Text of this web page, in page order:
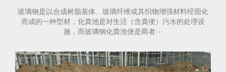
玻璃钢是以合成树脂基体、玻璃纤维或其织物增强材料经固化
而成的一种型材，化粪池是对生活（含粪便）污水的处理设
施，而玻璃钢化粪池便是两者···